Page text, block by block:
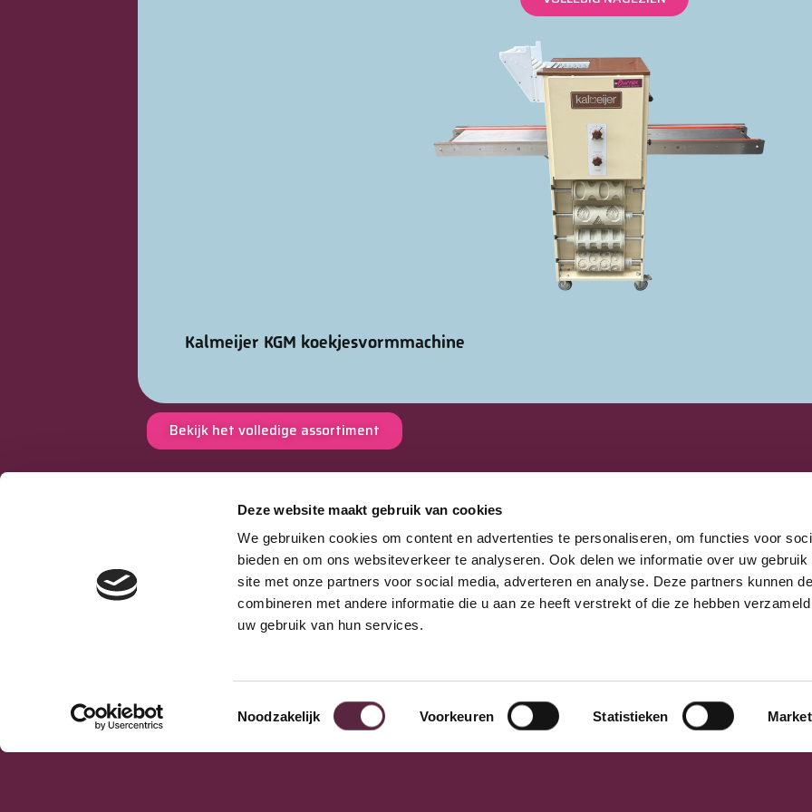
Deze website maakt gebruik van cookies
We gebruiken cookies om content en advertenties te personaliseren, om functies voor
bieden en om ons websiteverkeer te analyseren. Ook delen we informatie over uw gebruik
site met onze partners voor social media, adverteren en analyse. Deze partners kunnen
combineren met andere informatie die u aan ze heeft verstrekt of die ze hebben
uw gebruik van hun services.
Toestemmingsselectie
Noodzakelijk Voorkeuren Statistieken
Kalmeijer KGM koekjesvormmachine
Bekijk het volledige assortiment
Burnex helpt bakkerijen, horeca en retail
vooruit met merken van klasse, snelle
service en vakkundige installatie. Van
ovens en koeltechniek tot machines en
verkoopautomaten – alles onder één
Passie & Performance sinds 1977
Contact
WhatsApp met ons
+ 31 (0)30 – 68 68 222
info@burnex.eu
Hoofdkantoor
Boerhaaveweg 36
3401 MN
Nederland
België